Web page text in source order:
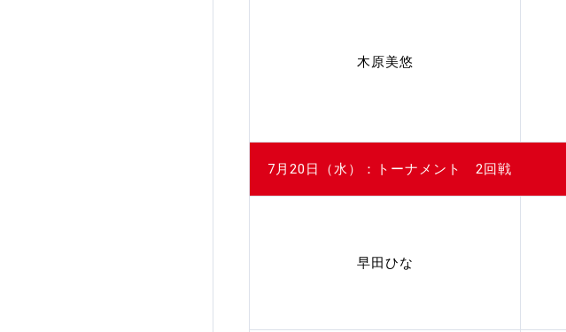
木原美悠
7月20日（水）：トーナメント 2回戦
早田ひな